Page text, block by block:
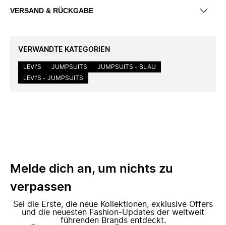
VERSAND & RÜCKGABE
VERWANDTE KATEGORIEN
LEVI'S JUMPSUITS
JUMPSUITS - BLAU
LEVI'S - JUMPSUITS
Melde dich an, um nichts zu
verpassen
Sei die Erste, die neue Kollektionen, exklusive Offers
und die neuesten Fashion-Updates der weltweit
führenden Brands entdeckt.